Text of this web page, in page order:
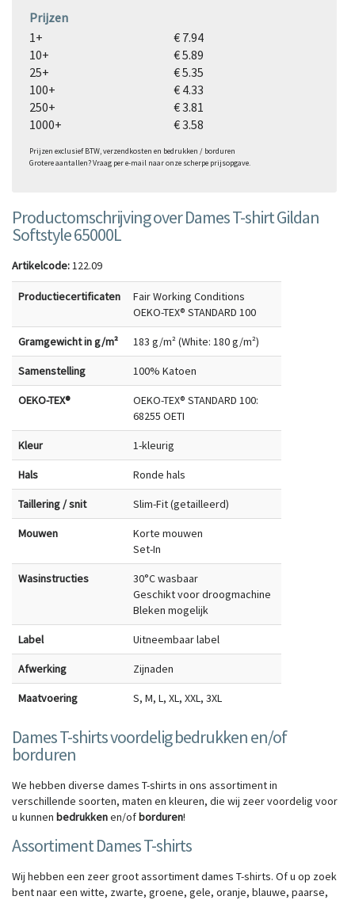
Prijzen
1+
€ 7.94
10+
€ 5.89
25+
€ 5.35
100+
€ 4.33
250+
€ 3.81
1000+
€ 3.58
Prijzen exclusief BTW, verzendkosten en bedrukken / borduren
Grotere aantallen? Vraag per e-mail naar onze scherpe prijsopgave.
Productomschrijving over Dames T-shirt Gildan
Softstyle 65000L
Artikelcode:122.09
Productiecertificaten
Fair Working Conditions
OEKO-TEX® STANDARD 100
Gramgewicht in g/m² 183 g/m² (White: 180 g/m²)
Samenstelling 100% Katoen
OEKO-TEX®
OEKO-TEX® STANDARD 100:
68255 OETI
Kleur 1-kleurig
Hals Ronde hals
Taillering / snit Slim-Fit (getailleerd)
Mouwen
Korte mouwen
Set-In
Wasinstructies
30°C wasbaar
Geschikt voor droogmachine
Bleken mogelijk
Label Uitneembaar label
Afwerking Zijnaden
Maatvoering S, M, L, XL, XXL, 3XL
Dames T-shirts voordelig bedrukken en/of
borduren
We hebben diverse dames T-shirts in ons assortiment in
verschillende soorten, maten en kleuren, die wij zeer voordelig voor
u kunnen bedrukkenen/ofborduren!
Assortiment Dames T-shirts
Wij hebben een zeer groot assortiment dames T-shirts. Of u op zoek
bent naar een witte, zwarte, groene, gele, oranje, blauwe, paarse,